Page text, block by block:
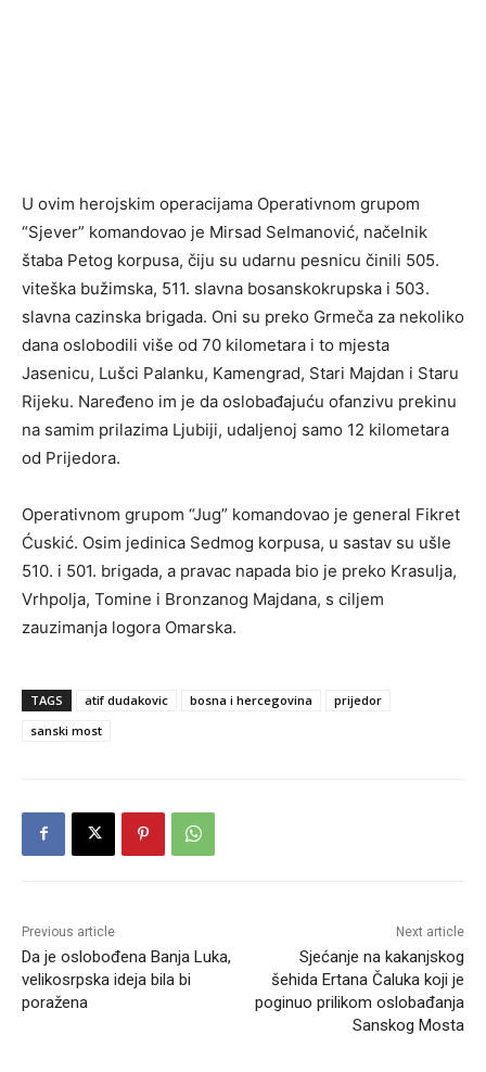
U ovim herojskim operacijama Operativnom grupom
“Sjever” komandovao je Mirsad Selmanović, načelnik
štaba Petog korpusa, čiju su udarnu pesnicu činili 505.
viteška bužimska, 511. slavna bosanskokrupska i 503.
slavna cazinska brigada. Oni su preko Grmeča za nekoliko
dana oslobodili više od 70 kilometara i to mjesta
Jasenicu, Lušci Palanku, Kamengrad, Stari Majdan i Staru
Rijeku. Naređeno im je da oslobađajuću ofanzivu prekinu
na samim prilazima Ljubiji, udaljenoj samo 12 kilometara
od Prijedora.
Operativnom grupom “Jug” komandovao je general Fikret
Ćuskić. Osim jedinica Sedmog korpusa, u sastav su ušle
510. i 501. brigada, a pravac napada bio je preko Krasulja,
Vrhpolja, Tomine i Bronzanog Majdana, s ciljem
zauzimanja logora Omarska.
TAGS atif dudakovic bosna i hercegovina
prijedor
sanski most
Previous article
Da je oslobođena Banja Luka,
velikosrpska ideja bila bi
poražena
Next article
Sjećanje na kakanjskog
šehida Ertana Čaluka koji je
poginuo prilikom oslobađanja
Sanskog Mosta